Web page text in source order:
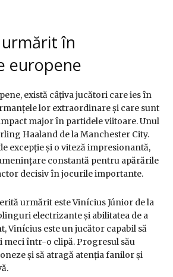
în
europene
există câțiva jucători care ies în
lor extraordinare și care sunt
major în partidele viitoare. Unul
Haaland de la Manchester City.
excepție și o viteză impresionantă,
constantă pentru apărările
decisiv în jocurile importante.
urmărit este Vinícius Júnior de la
electrizante și abilitatea de a
Vinícius este un jucător capabil să
meci într-o clipă. Progresul său
și să atragă atenția fanilor și